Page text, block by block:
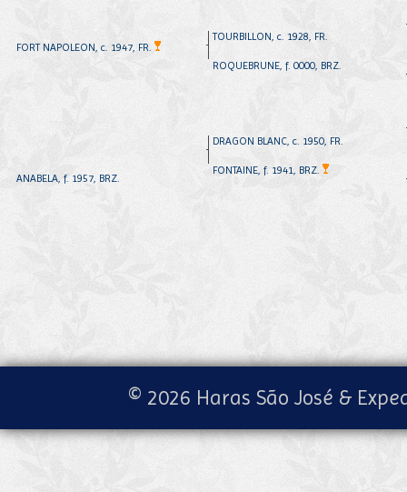
FORT NAPOLEON, c. 1947, FR.
ANABELA, f. 1957, BRZ.
TOURBILLON, c. 1928, FR.
ROQUEBRUNE, f. 0000, BRZ.
DRAGON BLANC, c. 1950, FR.
FONTAINE, f. 1941, BRZ.
© 2026 Haras São José &